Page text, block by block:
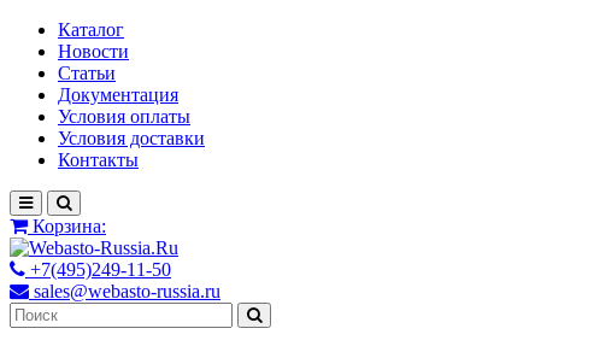
Каталог
Новости
Статьи
Документация
Условия оплаты
Условия доставки
Контакты
Корзина:
+7(495)249-11-50
sales@webasto-russia.ru